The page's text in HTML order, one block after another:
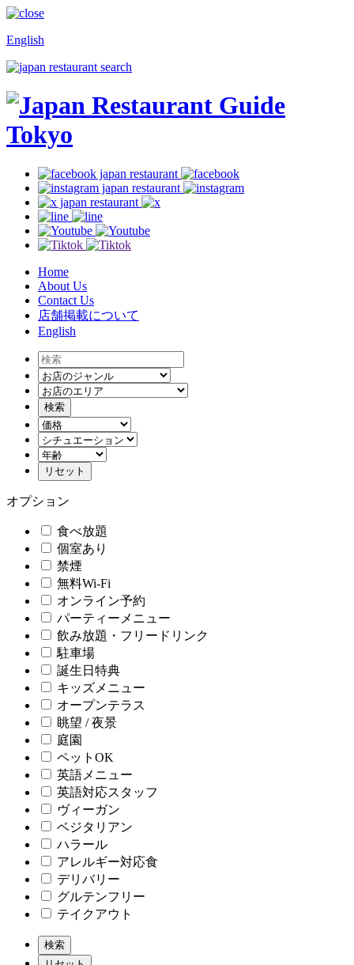
English
Home
About Us
Contact Us
店舗掲載について
English
オプション
食べ放題
個室あり
禁煙
無料Wi-Fi
オンライン予約
パーティーメニュー
飲み放題・フリードリンク
駐車場
誕生日特典
キッズメニュー
オープンテラス
眺望 / 夜景
庭園
ペットOK
英語メニュー
英語対応スタッフ
ヴィーガン
ベジタリアン
ハラール
アレルギー対応食
デリバリー
グルテンフリー
テイクアウト